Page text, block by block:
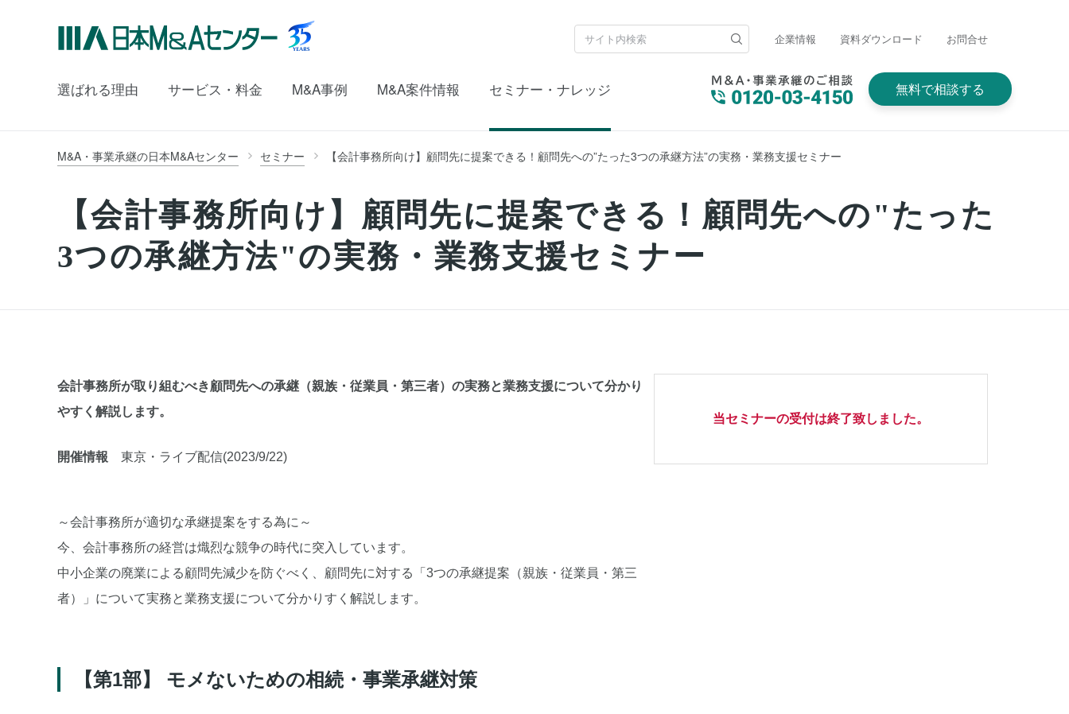
企業情報 資料ダウンロード お問合せ
選ばれる理由 サービス・料金 M&A事例 M&A案件情報 セミナー・ナレッジ 無料で相談する
M&A・事業承継の日本M&Aセンター セミナー 【会計事務所向け】顧問先に提案できる！顧問先への”たった3つの承継方法”の実務・業務支援セミナー
【会計事務所向け】顧問先に提案できる！顧問先への"たった
3つの承継方法"の実務・業務支援セミナー
会計事務所が取り組むべき顧問先への承継（親族・従業員・第三者）の実務と業務支援について分かり
やすく解説します。
開催情報 東京・ライブ配信(2023/9/22)
～会計事務所が適切な承継提案をする為に～
今、会計事務所の経営は熾烈な競争の時代に突入しています。
中小企業の廃業による顧問先減少を防ぐべく、顧問先に対する「3つの承継提案（親族・従業員・第三
者）」について実務と業務支援について分かりすく解説します。
【第1部】 モメないための相続・事業承継対策
当セミナーの受付は終了致しました。